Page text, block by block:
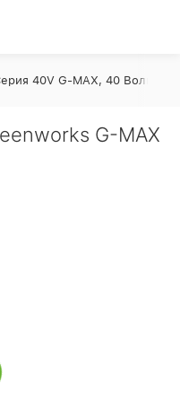
40V G-MAX, 40 Вольт
G-MAX